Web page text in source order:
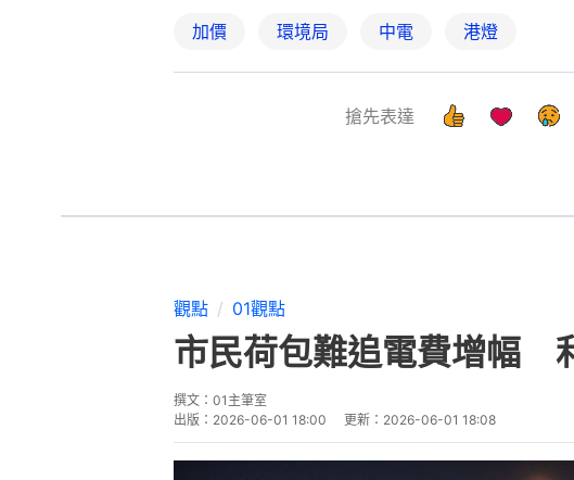
加價 環境局 中電 港燈
搶先表達
觀點 01觀點
市民荷包難追電費增幅
撰文： 01主筆室
出版： 2026-06-01 18:00 更新： 2026-06-01 18:08